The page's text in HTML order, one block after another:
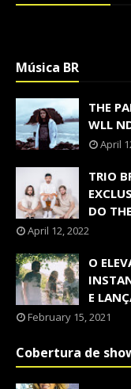
Música BR
THE
WLL
April
TRIO
DO
April 12, 2022
O
E
February 15, 2021
Cobertura de